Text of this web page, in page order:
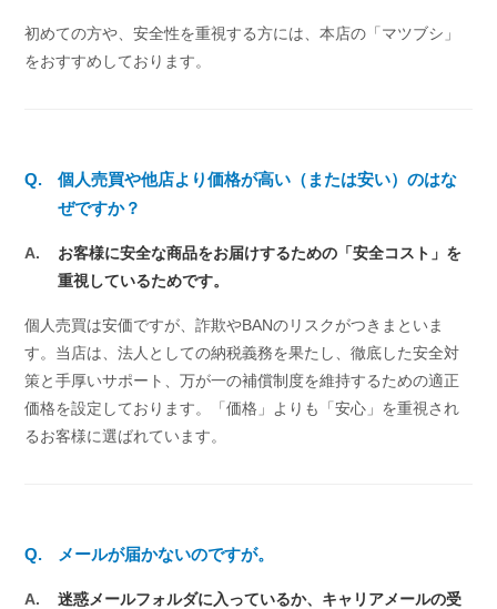
初めての方や、安全性を重視する方には、本店の「マツブシ」
をおすすめしております。
Q.
個人売買や他店より価格が高い（または安い）のはな
ぜですか？
A.
お客様に安全な商品をお届けするための「安全コスト」を
重視しているためです。
個人売買は安価ですが、詐欺やBANのリスクがつきまといま
す。当店は、法人としての納税義務を果たし、徹底した安全対
策と手厚いサポート、万が一の補償制度を維持するための適正
価格を設定しております。「価格」よりも「安心」を重視され
るお客様に選ばれています。
Q. メールが届かないのですが。
A.
迷惑メールフォルダに入っているか、キャリアメールの受